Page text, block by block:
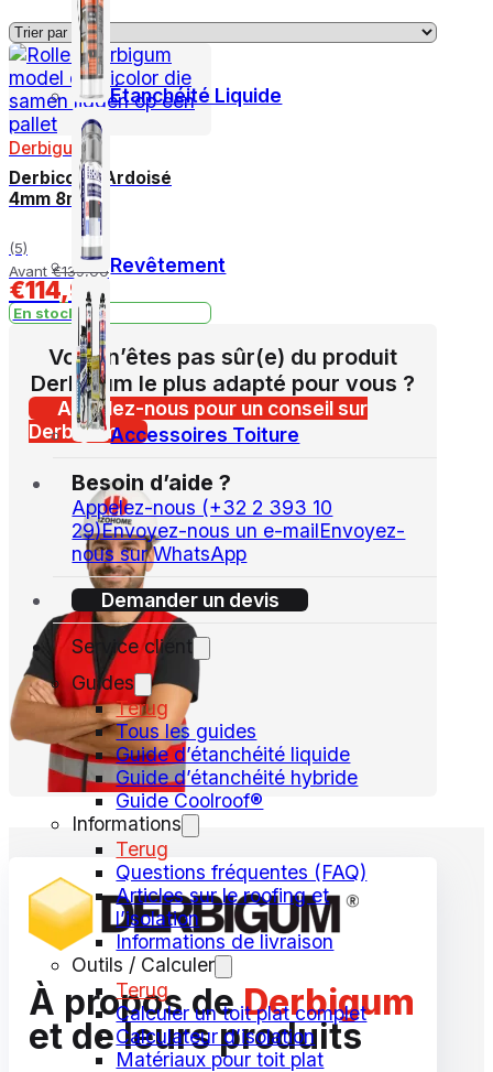
Étanchéité Liquide
Revêtement
Accessoires Toiture
Besoin d’aide ?
Appelez-nous (+32 2 393 10
29)Envoyez-nous un e-mailEnvoyez-
nous sur WhatsApp
Demander un devis
Service client
Guides
Terug
Tous les guides
Guide d’étanchéité liquide
Guide d’étanchéité hybride
Guide Coolroof®
Informations
Terug
Questions fréquentes (FAQ)
Articles sur le roofing et
l’isolation
Informations de livraison
Outils / Calculer
Terug
Calculer un toit plat complet
Calculateur d’isolation
Matériaux pour toit plat
Derbigum
Derbicolor Ardoisé
4mm 8m²
(5)
Avant€139,00
€114,95
En stock
Vous n’êtes pas sûr(e) du produit
Derbigum le plus adapté pour vous ?
Appelez-nous pour un conseil sur
Derbigum
À propos deDerbigum
et de leurs produits